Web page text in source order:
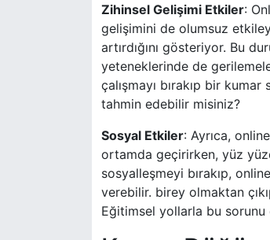
Zihinsel Gelişimi Etkiler:
gelişimini de olumsuz
artırdığını gösteriyor. Bu
yeteneklerinde de
çalışmayı bırakıp bir
tahmin edebilir misiniz?
Sosyal Etkiler: Ayrıca,
ortamda geçirirken, yüz
sosyalleşmeyi bırakıp,
verebilir. birey olmaktan
Eğitimsel yollarla bu sorunu